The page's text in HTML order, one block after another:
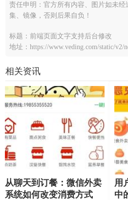
责任申明：官方所有内容、图片如未
集、镜像，否则后果自负！
标题：前端页面文字支持后台修改
地址：https://www.veding.com/static/v2/
相关资讯
从聊天到订餐：微信外卖
系统如何改变消费方式
用
中